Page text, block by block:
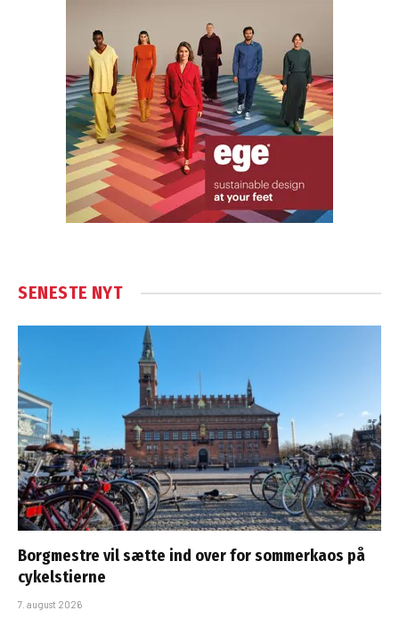
SENESTE NYT
Borgmestre vil sætte ind over for sommerkaos på
cykelstierne
7. august 2026